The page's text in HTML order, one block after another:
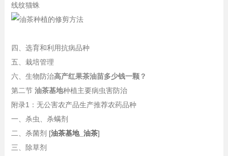
线纹猫蛛
四、选育和利用抗病品种
五、栽培管理
六、生物防治高产红果茶油苗多少钱一颗？
第二节 油茶基地种植主要病虫害防治
附录1：无公害农产品生产推荐农药品种
一、杀虫、杀螨剂
二、杀菌剂 [油茶基地_油茶]
三、除草剂